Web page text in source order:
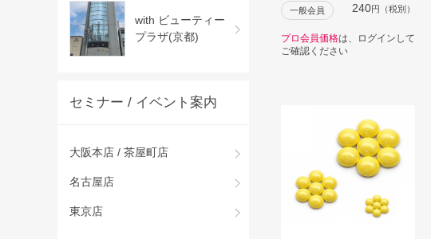
with ビューティー
プラザ(京都)
セミナー / イベント案内
大阪本店 / 茶屋町店
名古屋店
東京店
一般会員 240円（税別）
プロ会員価格は、ログインして
ご確認ください